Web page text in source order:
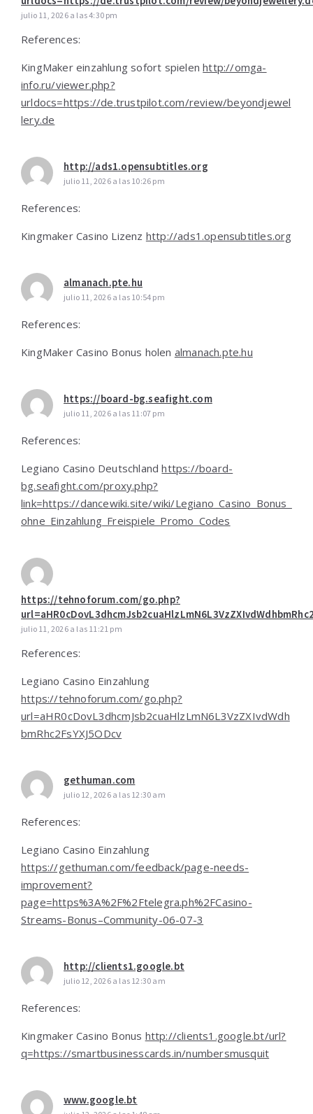
julio 11, 2026 a las 4:30 pm
References:
KingMaker einzahlung sofort spielenhttp://omga-
info.ru/viewer.php?
urldocs=https://de.trustpilot.com/review/beyondjewel
lery.de
http://ads1.opensubtitles.org
julio 11, 2026 a las 10:26 pm
References:
Kingmaker Casino Lizenz http://ads1.opensubtitles.org
almanach.pte.hu
julio 11, 2026 a las 10:54 pm
References:
KingMaker Casino Bonus holen almanach.pte.hu
https://board-bg.seafight.com
julio 11, 2026 a las 11:07 pm
References:
Legiano Casino Deutschlandhttps://board-
bg.seafight.com/proxy.php?
link=https://dancewiki.site/wiki/Legiano_Casino_Bonus_
ohne_Einzahlung_Freispiele_Promo_Codes
https://tehnoforum.com/go.php?
julio 11, 2026 a las 11:21 pm
References:
Legiano Casino Einzahlung
https://tehnoforum.com/go.php?
url=aHR0cDovL3dhcmJsb2cuaHlzLmN6L3VzZXIvdWdh
bmRhc2FsYXJ5ODcv
gethuman.com
julio 12, 2026 a las 12:30 am
References:
Legiano Casino Einzahlung
https://gethuman.com/feedback/page-needs-
improvement?
page=https%3A%2F%2Ftelegra.ph%2FCasino-
Streams-Bonus–Community-06-07-3
http://clients1.google.bt
julio 12, 2026 a las 12:30 am
References:
Kingmaker Casino Bonus http://clients1.google.bt/url?
q=https://smartbusinesscards.in/numbersmusquit
www.google.bt